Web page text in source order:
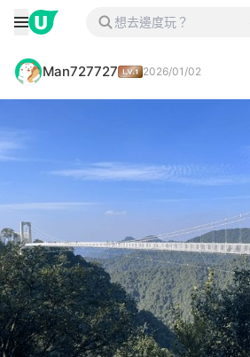
Man727727 2026/01/02